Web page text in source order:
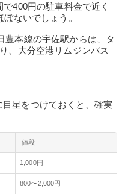
400円の駐車料金で近く
ないでしょう。
豊本線の宇佐駅からは、タ
、大分空港リムジンバス
星をつけておくと、確実
値段
1,000円
800〜2,000円